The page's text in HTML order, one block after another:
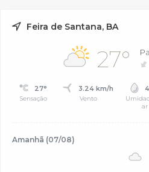
Feira de Santana, BA
27°
27°
Sensação
3.24 km/h
Vento
ar
Amanhã (07/08)